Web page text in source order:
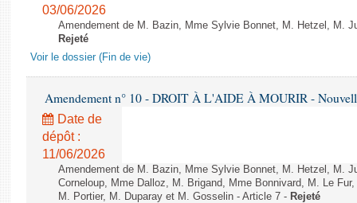
03/06/2026
Amendement de M. Bazin, Mme Sylvie Bonnet, M. Hetzel, M.
Rejeté
Voir le dossier (Fin de vie)
Amendement n° 10 - DROIT À L'AIDE À MOURIR -
Date de
dépôt :
11/06/2026
Amendement de M. Bazin, Mme Sylvie Bonnet, M. Hetzel, M.
Corneloup, Mme Dalloz, M. Brigand, Mme Bonnivard, M. Le
M. Portier, M. Duparay et M. Gosselin - Article 7 - Rejeté